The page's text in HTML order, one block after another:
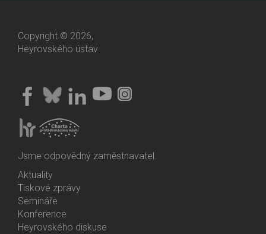
Copyright © 2026,
Heyrovského ústav
Jsme odpovědný zaměstnavatel.
Bottom
Menu
Activities
Aktuality
Tiskové zprávy
Semináře
Konference
Heyrovského diskuse